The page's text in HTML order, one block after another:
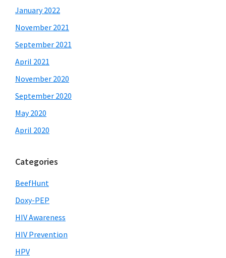
January 2022
November 2021
September 2021
April 2021
November 2020
September 2020
May 2020
April 2020
Categories
BeefHunt
Doxy-PEP
HIV Awareness
HIV Prevention
HPV